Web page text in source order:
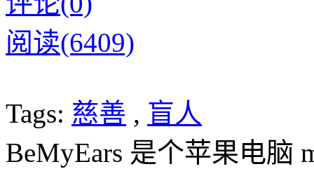
阅读(6409)
Tags: 慈善 , 盲人
BeMyEars 是个苹果电脑